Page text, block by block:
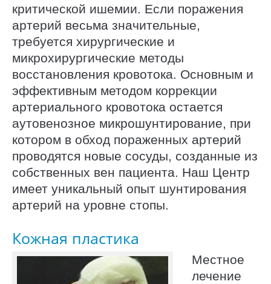
критической ишемии. Если поражения
артерий весьма значительные,
требуется хирургические и
микрохирургические методы
восстановления кровотока. Основным и
эффективным методом коррекции
артериального кровотока остается
аутовенозное микрошунтирование, при
котором в обход пораженных артерий
проводятся новые сосуды, созданные из
собственных вен пациента. Наш Центр
имеет уникальный опыт шунтирования
артерий на уровне стопы.
Кожная пластика
Местное
лечение